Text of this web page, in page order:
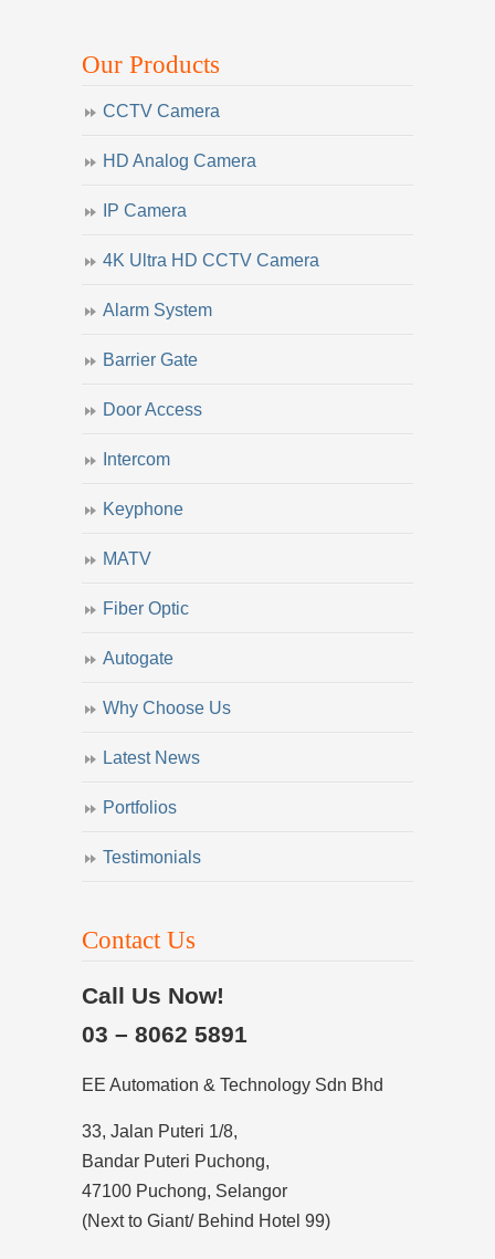
Our Products
CCTV Camera
HD Analog Camera
IP Camera
4K Ultra HD CCTV Camera
Alarm System
Barrier Gate
Door Access
Intercom
Keyphone
MATV
Fiber Optic
Autogate
Why Choose Us
Latest News
Portfolios
Testimonials
Contact Us
Call Us Now!
03 – 8062 5891
EE Automation & Technology Sdn Bhd
33, Jalan Puteri 1/8,
Bandar Puteri Puchong,
47100 Puchong, Selangor
(Next to Giant/ Behind Hotel 99)